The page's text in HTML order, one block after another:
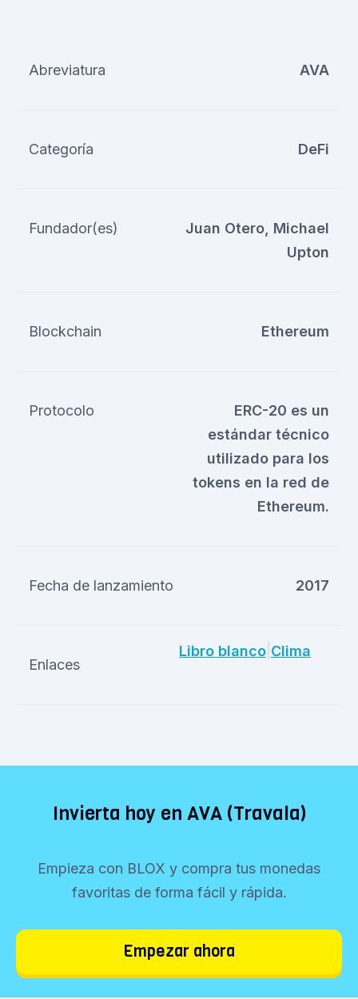
Abreviatura AVA
Categoría DeFi
Fundador(es)
Juan Otero, Michael
Upton
Blockchain Ethereum
Protocolo
ERC-20 es un
estándar técnico
utilizado para los
tokens en la red de
Ethereum.
Fecha de lanzamiento 2017
Enlaces
Libro blanco Clima
Invierta hoy en AVA (Travala)
Empieza con BLOX y compra tus monedas
favoritas de forma fácil y rápida.
Empezar ahora